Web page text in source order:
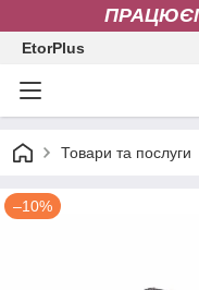
EtorPlus
Товари та послуги
–10%